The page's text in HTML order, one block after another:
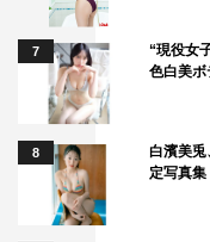
7
“現役女
色白美
8
白濱美
定写真